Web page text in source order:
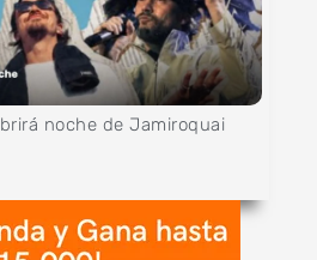
noche de Jamiroquai